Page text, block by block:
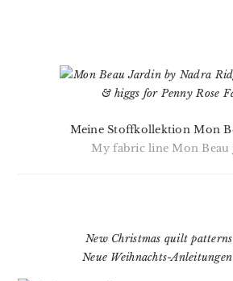
Meine Stoffkollektion Mon
My fabric line Mon Beau
New Christmas quilt
Neue Weihnachts-